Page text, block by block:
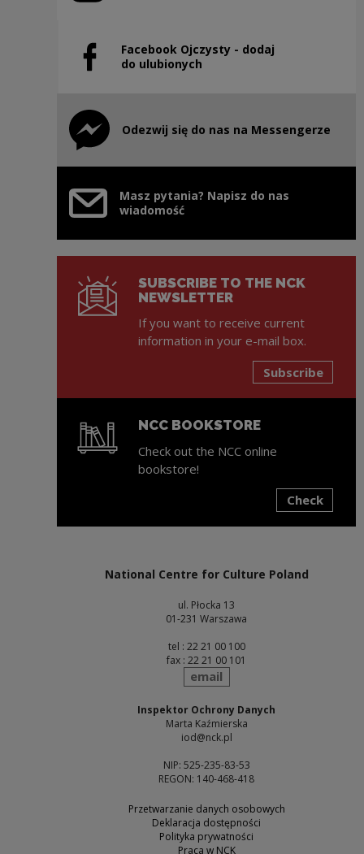
Facebook Ojczysty - dodaj
do ulubionych
Note, the link will open in a new window
Odezwij się do nas na Messengerze
Note, the link will open in a new window
Masz pytania? Napisz do nas
wiadomość
SUBSCRIBE TO THE NCK
NEWSLETTER
If you want to receive current
information in your e-mail box.
Subscribe
NCC BOOKSTORE
Check out the NCC online
bookstore!
Check
National Centre for Culture Poland
ul. Płocka 13
01-231 Warszawa
tel : 22 21 00 100
fax : 22 21 00 101
send
email
Inspektor Ochrony Danych
Marta Kaźmierska
iod@nck.pl
NIP: 525-235-83-53
REGON: 140-468-418
Przetwarzanie danych osobowych
Deklaracja dostępności
Polityka prywatności
Praca w NCK